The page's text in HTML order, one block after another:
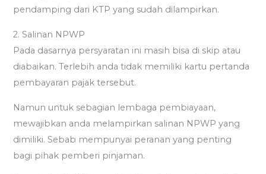
pendamping dari KTP yang sudah dilampirkan.
2. Salinan NPWP
Pada dasarnya persyaratan ini masih bisa di skip atau
diabaikan. Terlebih anda tidak memiliki kartu pertanda
pembayaran pajak tersebut.
Namun untuk sebagian lembaga pembiayaan,
mewajibkan anda melampirkan salinan NPWP yang
dimiliki. Sebab mempunyai peranan yang penting
bagi pihak pemberi pinjaman.